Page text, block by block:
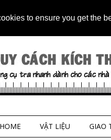
to ensure you get the
HOME VẬT LIỆU GIAO